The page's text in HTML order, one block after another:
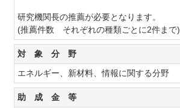
研究機関長の推薦が必要となります。
(推薦件数 それぞれの種類ごとに2件まで)
対 象 分 野
エネルギー、新材料、情報に関する分野
助 成 金 等